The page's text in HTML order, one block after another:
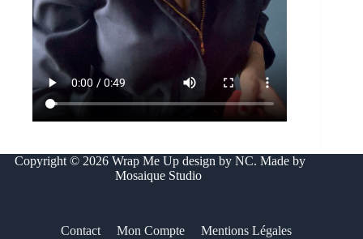
Copyright © 2026 Wrap Me Up design by NC. Made by
Mosaique Studio
Contact Mon Compte
Mentions Légales